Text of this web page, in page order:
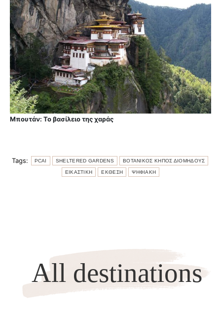
Μπουτάν: Το βασίλειο της χαράς
Tags: PCAI SHELTERED GARDENS ΒΟΤΑΝΙΚΟΣ ΚΗΠΟΣ ΔΙΟΜΗΔΟΥΣ
ΕΙΚΑΣΤΙΚΗ ΕΚΘΕΣΗ ΨΗΦΙΑΚΗ
All destinations